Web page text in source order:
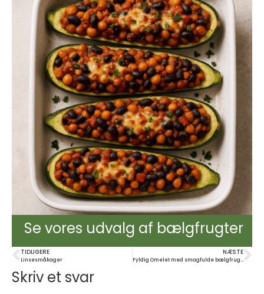
Se vores udvalg af bælgfrugter
TIDLIGERE
Linsesmåkager
NÆSTE
Fyldig Omelet med smagfulde bælgfrugter
Skriv et svar